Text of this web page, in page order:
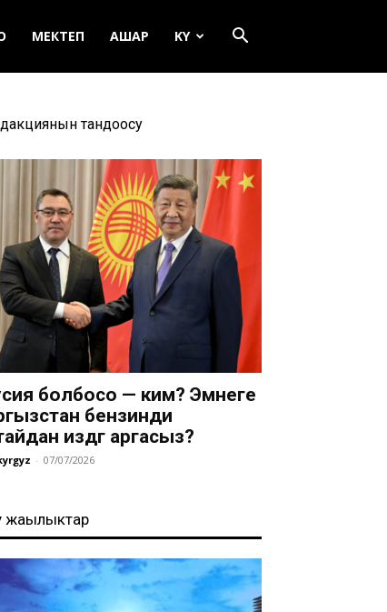
МЕКТЕП АШАР KY
тандоосу
болбосо — ким? Эмнеге
бензинди
издөөгө аргасыз?
- 07/07/2026
жаңылыктар